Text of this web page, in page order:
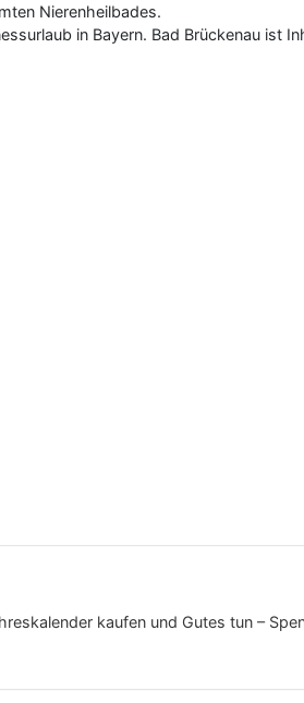
Nierenheilbades.
in Bayern. Bad Brückenau ist
kaufen und Gutes tun –